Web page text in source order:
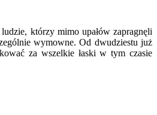
którzy mimo upałów zapragnęli
wymowne. Od dwudziestu już
za wszelkie łaski w tym czasie